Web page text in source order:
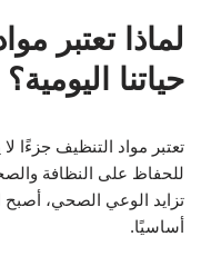
لماذا تعتبر
حياتنا اليومية؟
تعتبر مواد التنظيف جزءًا
للحفاظ على النظافة
تزايد الوعي الصحي، أصبح
أساسيًا.